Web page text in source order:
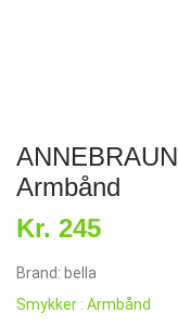
Armbånd
Kr. 245
Brand: bella
Smykker : Armbånd